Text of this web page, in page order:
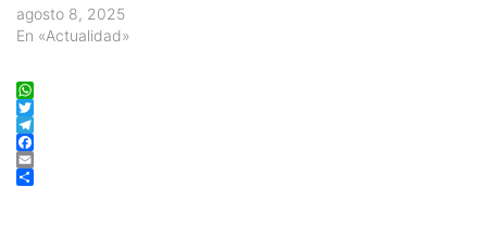
agosto 8, 2025
En «Actualidad»
WhatsApp
Twitter
Telegram
Facebook
Email